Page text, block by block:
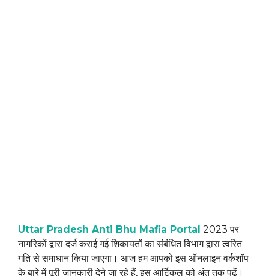
Uttar Pradesh Anti Bhu Mafia Portal 2023 पर
नागरिकों द्वारा दर्ज कराई गई शिकायतों का संबंधित विभाग द्वारा त्वरित
गति से समाधान किया जाएगा। आज हम आपको इस ऑनलाइन वर्कशॉप
के बारे में पूरी जानकारी देने जा रहे हैं, इस आर्टिकल को अंत तक पढ़ें।